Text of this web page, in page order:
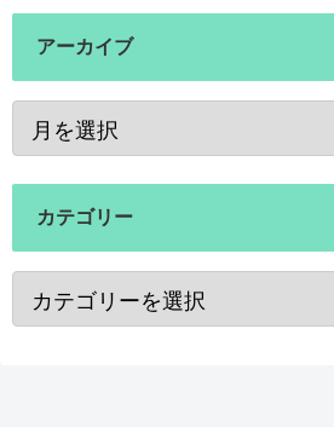
アーカイブ
カテゴリー